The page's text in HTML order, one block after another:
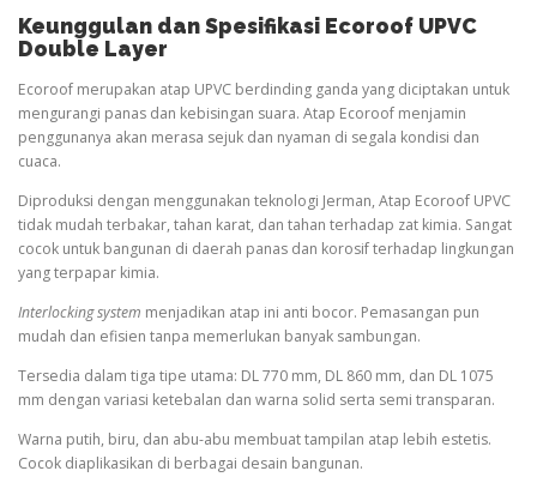
Keunggulan dan Spesifikasi Ecoroof UPVC
Double Layer
Ecoroof merupakan atap UPVC berdinding ganda yang diciptakan untuk
mengurangi panas dan kebisingan suara. Atap Ecoroof menjamin
penggunanya akan merasa sejuk dan nyaman di segala kondisi dan
cuaca.
Diproduksi dengan menggunakan teknologi Jerman, Atap Ecoroof UPVC
tidak mudah terbakar, tahan karat, dan tahan terhadap zat kimia. Sangat
cocok untuk bangunan di daerah panas dan korosif terhadap lingkungan
yang terpapar kimia.
Interlocking system menjadikan atap ini anti bocor. Pemasangan pun
mudah dan efisien tanpa memerlukan banyak sambungan.
Tersedia dalam tiga tipe utama: DL 770 mm, DL 860 mm, dan DL 1075
mm dengan variasi ketebalan dan warna solid serta semi transparan.
Warna putih, biru, dan abu-abu membuat tampilan atap lebih estetis.
Cocok diaplikasikan di berbagai desain bangunan.